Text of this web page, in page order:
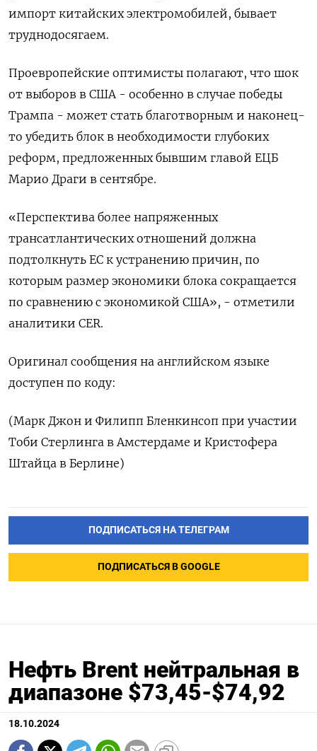
импорт китайских электромобилей, бывает
труднодосягаем.
Проевропейские оптимисты полагают, что шок
от выборов в США - особенно в случае победы
Трампа - может стать благотворным и наконец-
то убедить блок в необходимости глубоких
реформ, предложенных бывшим главой ЕЦБ
Марио Драги в сентябре.
«Перспектива более напряженных
трансатлантических отношений должна
подтолкнуть ЕС к устранению причин, по
которым размер экономики блока сокращается
по сравнению с экономикой США», - отметили
аналитики CER.
Оригинал сообщения на английском языке
доступен по коду:
(Марк Джон и Филипп Бленкинсоп при участии
Тоби Стерлинга в Амстердаме и Кристофера
Штайца в Берлине)
ПОДПИСАТЬСЯ НА ТЕЛЕГРАМ
ПОДПИСАТЬСЯ В GOOGLE
Нефть Brent нейтральная в
диапазоне $73,45-$74,92
18.10.2024